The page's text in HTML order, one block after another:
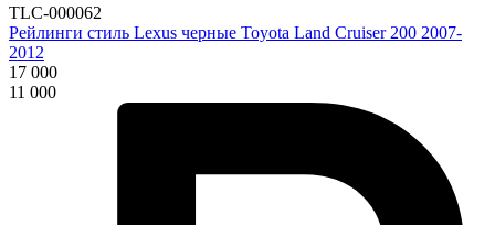
TLC-000062
Рейлинги стиль Lexus черные Toyota Land Cruiser 200 2007-
2012
17 000
11 000